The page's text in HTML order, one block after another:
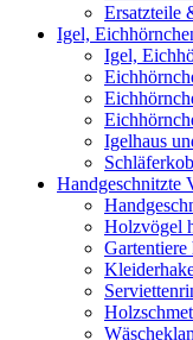
Ersatzteile
Igel,
Igel,
Igelhaus
Handgeschnitzte
Holzvögel
Gartentiere